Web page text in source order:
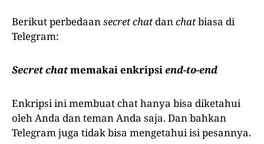
Berikut perbedaansecret chatdanchatbiasa di
Telegram:
Secret chatmemakai enkripsiend-to-end
Enkripsi ini membuat chat hanya bisa diketahui
oleh Anda dan teman Anda saja. Dan bahkan
Telegram juga tidak bisa mengetahui isi pesannya.